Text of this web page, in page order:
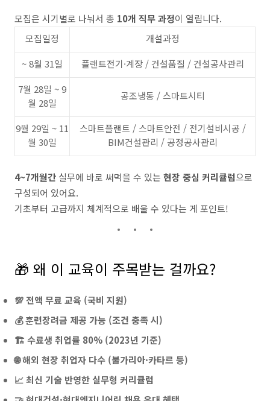
모집은 시기별로 나눠서 총 10개 직무 과정이 열립니다.
모집일정
개설과정
~ 8월 31일
플랜트전기·계장 / 건설품질 / 건설공사관리
7월 28일 ~ 9
월 28일
공조냉동 / 스마트시티
9월 29일 ~ 11
월 30일
스마트플랜트 / 스마트안전 / 전기설비시공 /
BIM건설관리 / 공정공사관리
4~7개월간 실무에 바로 써먹을 수 있는 현장 중심 커리큘럼으로
구성되어 있어요.
기초부터 고급까지 체계적으로 배울 수 있다는 게 포인트!
🎁 왜 이 교육이 주목받는 걸까요?
💯 전액 무료 교육 (국비 지원)
💰 훈련장려금 제공 가능 (조건 충족 시)
🏗️ 수료생 취업률 80% (2023년 기준)
🌐 해외 현장 취업자 다수 (불가리아·카타르 등)
📈 최신 기술 반영한 실무형 커리큘럼